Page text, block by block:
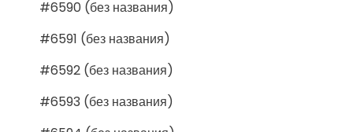
#6590 (без названия)
#6591 (без названия)
#6592 (без названия)
#6593 (без названия)